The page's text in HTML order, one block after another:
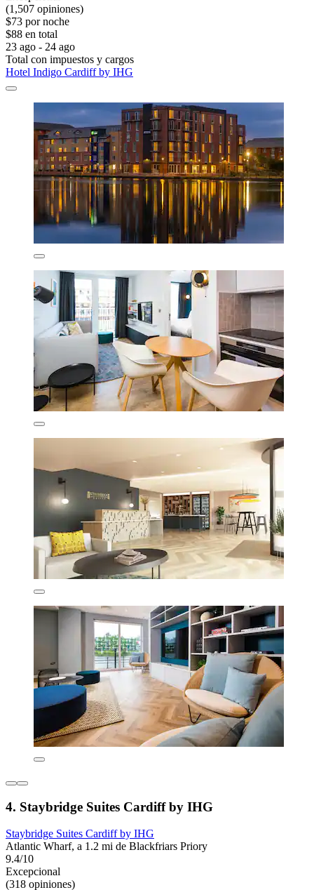
(1,507 opiniones)
$73 por noche
$88 en total
23 ago - 24 ago
Total con impuestos y cargos
Hotel Indigo Cardiff by IHG
4. Staybridge Suites Cardiff by IHG
Staybridge Suites Cardiff by IHG
Atlantic Wharf, a 1.2 mi de Blackfriars Priory
9.4/10
Excepcional
(318 opiniones)